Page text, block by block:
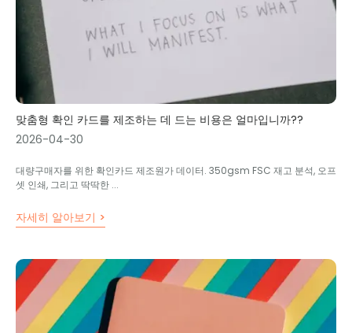
맞춤형 확인 카드를 제조하는 데 드는 비용은 얼마입니까??
2026-04-30
대량구매자를 위한 확인카드 제조원가 데이터. 350gsm FSC 재고 분석, 오프
셋 인쇄, 그리고 딱딱한 ...
자세히 알아보기 >